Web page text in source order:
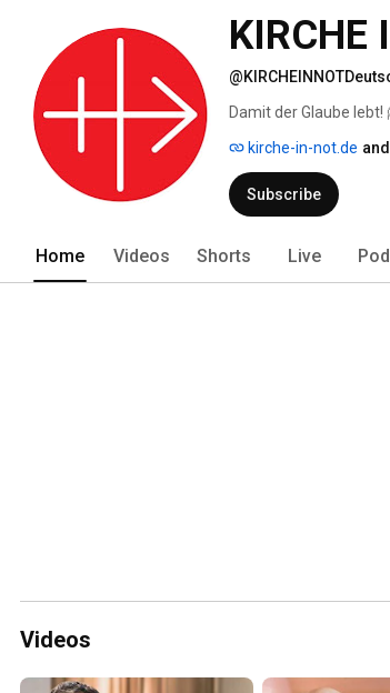
KIRCHE
Damit der Glaube
👍🏼! Wenn Du nichts
kirche-in-not.de
Subscribe
Home Videos Shorts Live
Videos